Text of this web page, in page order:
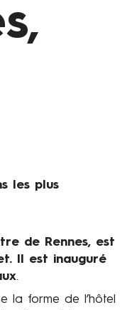
les plus
de Rennes, est
Il est inauguré
.
la forme de l’hôtel